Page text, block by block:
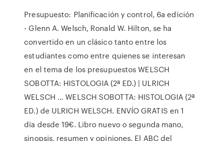
Presupuesto: Planificación y control, 6a edición
- Glenn A. Welsch, Ronald W. Hilton, se ha
convertido en un clásico tanto entre los
estudiantes como entre quienes se interesan
en el tema de los presupuestos WELSCH
SOBOTTA: HISTOLOGIA (2ª ED.) | ULRICH
WELSCH ... WELSCH SOBOTTA: HISTOLOGIA (2ª
ED.) de ULRICH WELSCH. ENVÍO GRATIS en 1
día desde 19€. Libro nuevo o segunda mano,
sinopsis, resumen y opiniones. El ABC del